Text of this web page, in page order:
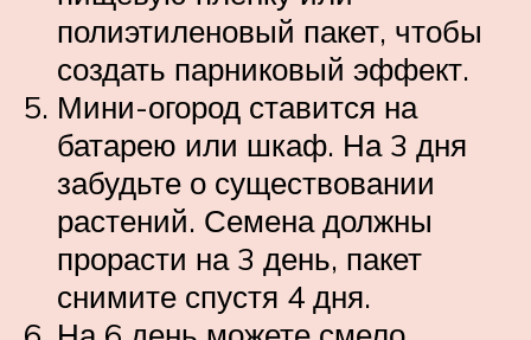
полиэтиленовый пакет, чтобы
создать парниковый эффект.
Мини-огород ставится на
батарею или шкаф. На 3 дня
забудьте о существовании
растений. Семена должны
прорасти на 3 день, пакет
снимите спустя 4 дня.